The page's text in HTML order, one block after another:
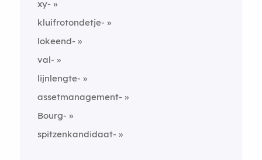
xy-
kluifrotondetje-
lokeend-
val-
lijnlengte-
assetmanagement-
Bourg-
spitzenkandidaat-